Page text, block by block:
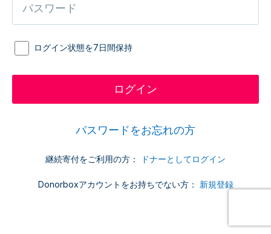
ログイン状態を7日間保持
パスワードをお忘れの方
継続寄付をご利用の方： ドナーとしてログイン
Donorboxアカウントをお持ちでない方： 新規登録